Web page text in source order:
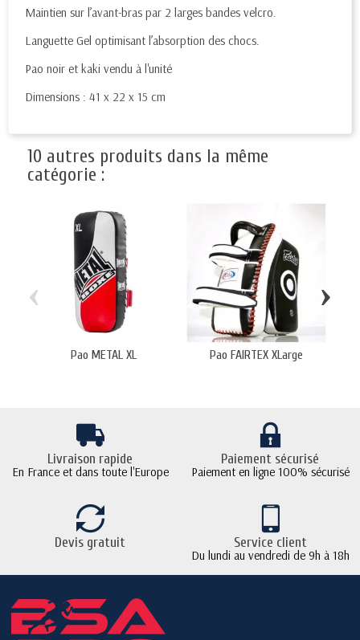
Maintien sur l’avant-bras par 2 larges bandes velcro.
Languette Gel optimisant l’absorption des chocs.
Pao noir et kaki vendu à l'unité
Dimensions : 41 x 22 x 15 cm
10 autres produits dans la même
catégorie :
Pao METAL XL Pao FAIRTEX XLarge
‹ ›
Livraison rapide
En France et dans toute l'Europe
Paiement sécurisé
Paiement en ligne 100% sécurisé
Devis gratuit Service client
Du lundi au vendredi de 9h à 18h